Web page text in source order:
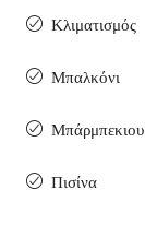
Κλιματισμός
Μπαλκόνι
Μπάρμπεκιου
Πισίνα